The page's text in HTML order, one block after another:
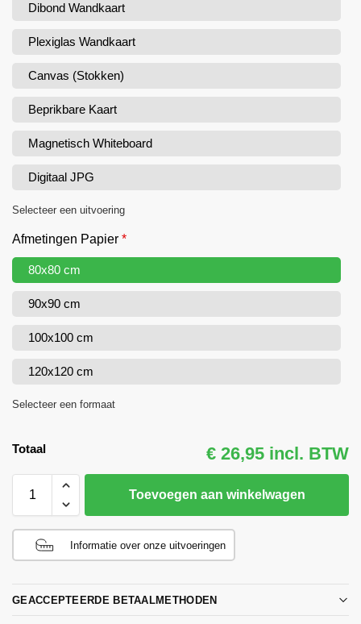
Dibond Wandkaart
Plexiglas Wandkaart
Canvas (Stokken)
Beprikbare Kaart
Magnetisch Whiteboard
Digitaal JPG
Selecteer een uitvoering
Afmetingen Papier *
80x80 cm
90x90 cm
100x100 cm
120x120 cm
Selecteer een formaat
Totaal € 26,95 incl. BTW
Toevoegen aan winkelwagen
Informatie over onze uitvoeringen
GEACCEPTEERDE BETAALMETHODEN